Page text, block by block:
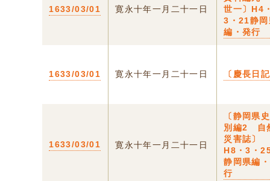
1633/03/01 寛永十年一月二十一日
世一〕H4
3・21静岡
編・発行
1633/03/01 寛永十年一月二十一日 〔慶長日
1633/03/01 寛永十年一月二十一日
〔静岡
別編2 自
災害誌〕
H8・3・
静岡県編
行